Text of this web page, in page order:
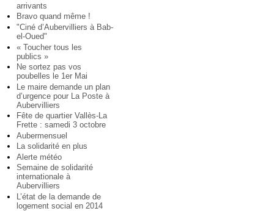
arrivants
Bravo quand même !
"Ciné d’Aubervilliers à Bab-
el-Oued"
« Toucher tous les
publics »
Ne sortez pas vos
poubelles le 1er Mai
Le maire demande un plan
d’urgence pour La Poste à
Aubervilliers
Fête de quartier Vallès-La
Frette : samedi 3 octobre
Aubermensuel
La solidarité en plus
Alerte météo
Semaine de solidarité
internationale à
Aubervilliers
L’état de la demande de
logement social en 2014